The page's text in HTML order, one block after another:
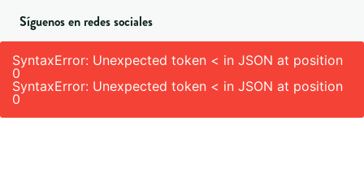
Síguenos en redes sociales
SyntaxError: Unexpected token < in JSON at position
0
SyntaxError: Unexpected token < in JSON at position
0